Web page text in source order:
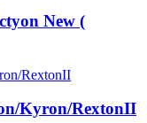
New (
Kyron/RextonII